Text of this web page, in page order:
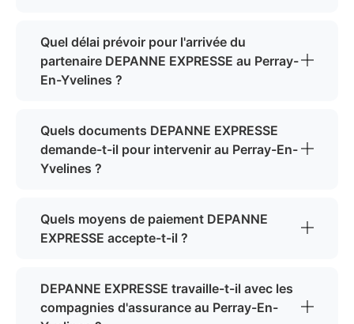
Quel délai prévoir pour l'arrivée du
partenaire DEPANNE EXPRESSE au Perray-
En-Yvelines ?
Quels documents DEPANNE EXPRESSE
demande-t-il pour intervenir au Perray-En-
Yvelines ?
Quels moyens de paiement DEPANNE
EXPRESSE accepte-t-il ?
DEPANNE EXPRESSE travaille-t-il avec les
compagnies d'assurance au Perray-En-